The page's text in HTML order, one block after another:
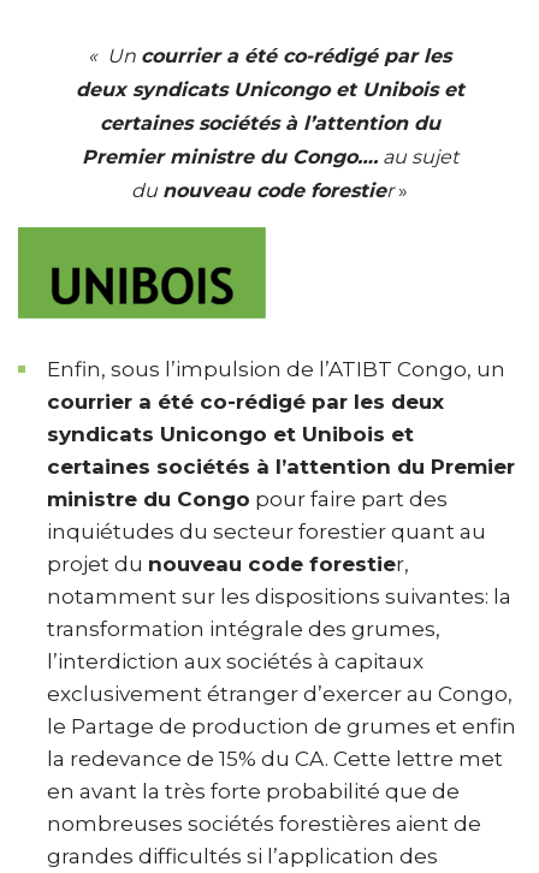
« Un courrier a été co-rédigé par les
deux syndicats Unicongo et Unibois et
certaines sociétés à l’attention du
Premier ministre du Congo….au sujet
du nouveau code forestier»
Enfin, sous l’impulsion de l’ATIBT Congo, un
courrier a été co-rédigé par les deux
syndicats Unicongo et Unibois et
certaines sociétés à l’attention du Premier
ministre du Congo pour faire part des
inquiétudes du secteur forestier quant au
projet du nouveau code forestier,
notamment sur les dispositions suivantes: la
transformation intégrale des grumes,
l’interdiction aux sociétés à capitaux
exclusivement étranger d’exercer au Congo,
le Partage de production de grumes et enfin
la redevance de 15% du CA. Cette lettre met
en avant la très forte probabilité que de
nombreuses sociétés forestières aient de
grandes difficultés si l’application des